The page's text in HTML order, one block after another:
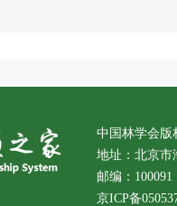
中国林学会版
地址：北京市
邮编：100091
京ICP备